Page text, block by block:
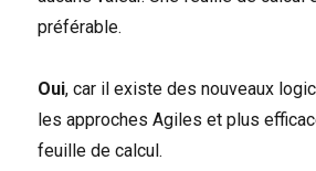
préférable.
Oui, car il existe des nouveaux
les approches Agiles et plus
feuille de calcul.